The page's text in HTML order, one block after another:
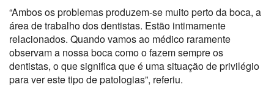
“Ambos os problemas produzem-se muito perto da boca, a
área de trabalho dos dentistas. Estão intimamente
relacionados. Quando vamos ao médico raramente
observam a nossa boca como o fazem sempre os
dentistas, o que significa que é uma situação de privilégio
para ver este tipo de patologias”, referiu.